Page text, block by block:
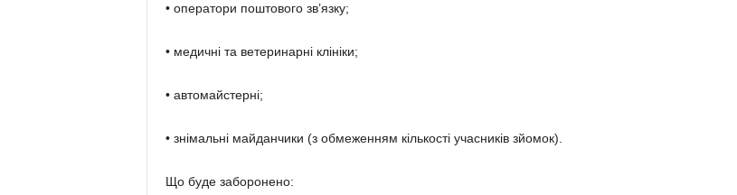
• оператори поштового зв’язку;
• медичні та ветеринарні клініки;
• автомайстерні;
• знімальні майданчики (з обмеженням кількості учасників зйомок).
Що буде заборонено: